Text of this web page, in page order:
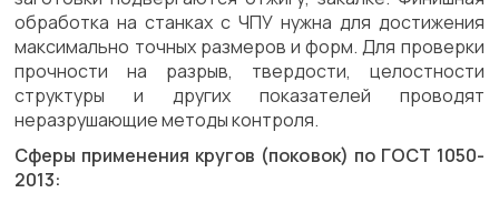
обработка на станках с ЧПУ нужна для достижения
максимально точных размеров и форм. Для проверки
прочности на разрыв, твердости, целостности
структуры и других показателей проводят
неразрушающие методы контроля.
Сферы применения кругов (поковок) по ГОСТ 1050-
2013: